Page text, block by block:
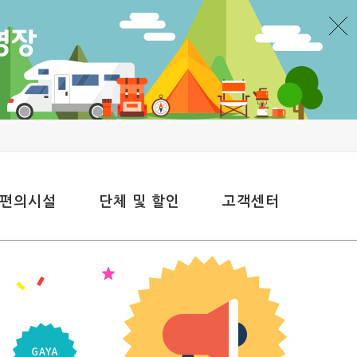
의시설 단체 및 할인 고객센터